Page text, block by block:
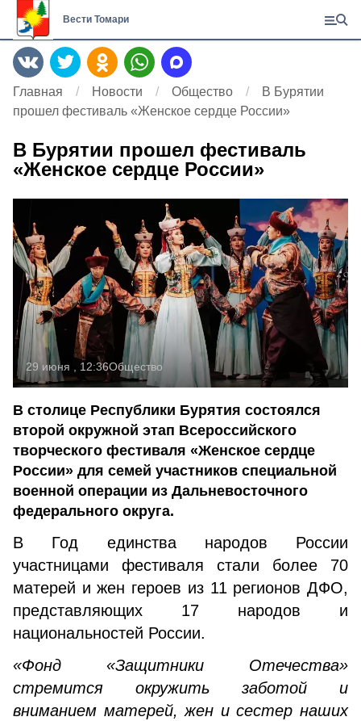
Вести Томари
Главная Новости Общество
В Бурятии
прошел фестиваль «Женское сердце России»
В Бурятии прошел фестиваль
«Женское сердце России»
29 июня , 12:36Общество
В столице Республики Бурятия состоялся
второй окружной этап Всероссийского
творческого фестиваля «Женское сердце
России» для семей участников специальной
военной операции из Дальневосточного
федерального округа.
В Год единства народов России
участницами фестиваля стали более 70
матерей и жен героев из 11 регионов ДФО,
представляющих 17 народов и
национальностей России.
«Фонд «Защитники Отечества»
стремится окружить заботой и
вниманием матерей, жен и сестер наших